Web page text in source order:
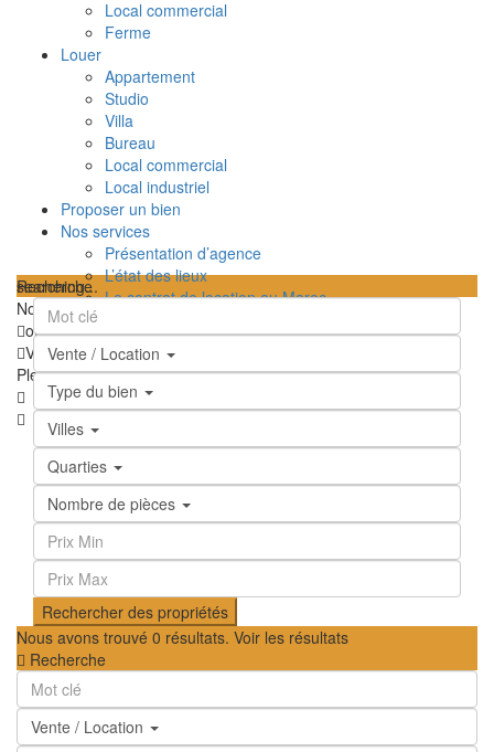
Local commercial
Ferme
Louer
Appartement
Studio
Villa
Bureau
Local commercial
Local industriel
Proposer un bien
Nos services
Présentation d’agence
L’état des lieux
Le contrat de location au Maroc
Les frais de notaire au Maroc
Contactez-nous
searching...
Nous n'avons trouvé aucun résultat
ouvrir la carte
Vue Feuille de route Satellite
Plein écran Prev Prochain
Recherche
Vente / Location
Type du bien
Villes
Quarties
Nombre de pièces
Nous avons trouvé 0 résultats. Voir les résultats
Recherche
Vente / Location